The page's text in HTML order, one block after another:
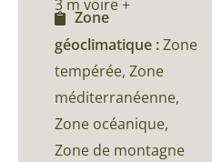
3 m voire +
Zone
géoclimatique :Zone
tempérée, Zone
méditerranéenne,
Zone océanique,
Zone de montagne